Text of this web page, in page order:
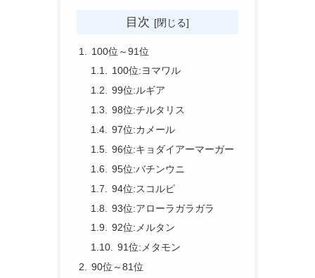
目次
100位～91位
100位:ヨマワル
99位:ルギア
98位:チルタリス
97位:カメール
96位:キョダイアーマーガー
95位:バチンウニ
94位:スコルピ
93位:アローラガラガラ
92位:メルタン
91位:メタモン
90位～81位